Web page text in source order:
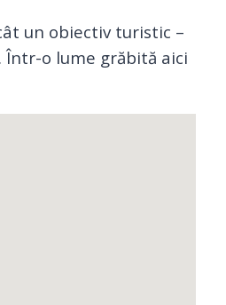
un obiectiv turistic –
Într-o lume grăbită aici